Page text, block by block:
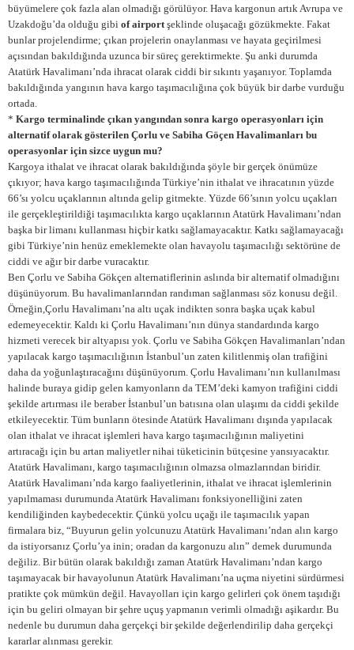
büyümelere çok fazla alan olmadığı görülüyor. Hava kargonun artık Avrupa ve
Uzakdoğu’da olduğu gibi of airportşeklinde oluşacağı gözükmekte. Fakat
bunlar projelendirme; çıkan projelerin onaylanması ve hayata geçirilmesi
açısından bakıldığında uzunca bir süreç gerektirmekte. Şu anki durumda
Atatürk Havalimanı’nda ihracat olarak ciddi bir sıkıntı yaşanıyor. Toplamda
bakıldığında yangının hava kargo taşımacılığına çok büyük bir darbe vurduğu
ortada.
* Kargo terminalinde çıkan yangından sonra kargo operasyonları için
alternatif olarak gösterilen Çorlu ve Sabiha Göçen Havalimanları bu
operasyonlar için sizce uygun mu?
Kargoya ithalat ve ihracat olarak bakıldığında şöyle bir gerçek önümüze
çıkıyor; hava kargo taşımacılığında Türkiye’nin ithalat ve ihracatının yüzde
66’sı yolcu uçaklarının altında gelip gitmekte. Yüzde 66’sının yolcu uçakları
ile gerçekleştirildiği taşımacılıkta kargo uçaklarının Atatürk Havalimanı’ndan
başka bir limanı kullanması hiçbir katkı sağlamayacaktır. Katkı sağlamayacağı
gibi Türkiye’nin henüz emeklemekte olan havayolu taşımacılığı sektörüne de
ciddi ve ağır bir darbe vuracaktır.
Ben Çorlu ve Sabiha Gökçen alternatiflerinin aslında bir alternatif olmadığını
düşünüyorum. Bu havalimanlarından randıman sağlanması söz konusu değil.
Örneğin,Çorlu Havalimanı’na altı uçak indikten sonra başka uçak kabul
edemeyecektir. Kaldı ki Çorlu Havalimanı’nın dünya standardında kargo
hizmeti verecek bir altyapısı yok. Çorlu ve Sabiha Gökçen Havalimanları’ndan
yapılacak kargo taşımacılığının İstanbul’un zaten kilitlenmiş olan trafiğini
daha da yoğunlaştıracağını düşünüyorum. Çorlu Havalimanı’nın kullanılması
halinde buraya gidip gelen kamyonların da TEM’deki kamyon trafiğini ciddi
şekilde artırması ile beraber İstanbul’un batısına olan ulaşımı da ciddi şekilde
etkileyecektir. Tüm bunların ötesinde Atatürk Havalimanı dışında yapılacak
olan ithalat ve ihracat işlemleri hava kargo taşımacılığının maliyetini
artıracağı için bu artan maliyetler nihai tüketicinin bütçesine yansıyacaktır.
Atatürk Havalimanı, kargo taşımacılığının olmazsa olmazlarından biridir.
Atatürk Havalimanı’nda kargo faaliyetlerinin, ithalat ve ihracat işlemlerinin
yapılmaması durumunda Atatürk Havalimanı fonksiyonelliğini zaten
kendiliğinden kaybedecektir. Çünkü yolcu uçağı ile taşımacılık yapan
firmalara biz, “Buyurun gelin yolcunuzu Atatürk Havalimanı’ndan alın kargo
da istiyorsanız Çorlu’ya inin; oradan da kargonuzu alın” demek durumunda
değiliz. Bir bütün olarak bakıldığı zaman Atatürk Havalimanı’ndan kargo
taşımayacak bir havayolunun Atatürk Havalimanı’na uçma niyetini sürdürmesi
pratikte çok mümkün değil. Havayolları için kargo gelirleri çok önem taşıdığı
için bu geliri olmayan bir şehre uçuş yapmanın verimli olmadığı aşikardır. Bu
nedenle bu durumun daha gerçekçi bir şekilde değerlendirilip daha gerçekçi
kararlar alınması gerekir.